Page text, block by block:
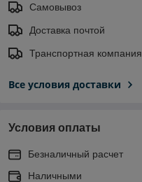
Самовывоз
Доставка почтой
Транспортная компания
Все условия доставки
Условия оплаты
Безналичный расчет
Наличными